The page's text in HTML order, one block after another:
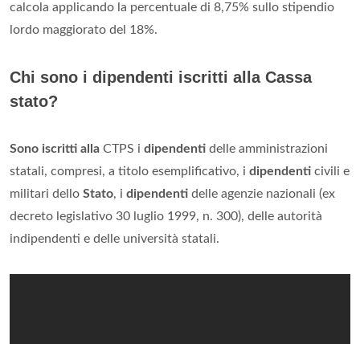
calcola applicando la percentuale di 8,75% sullo stipendio
lordo maggiorato del 18%.
Chi sono i dipendenti iscritti alla Cassa
stato?
Sono iscritti alla CTPS i dipendenti delle amministrazioni
statali, compresi, a titolo esemplificativo, i dipendenti civili e
militari dello Stato, i dipendenti delle agenzie nazionali (ex
decreto legislativo 30 luglio 1999, n. 300), delle autorità
indipendenti e delle università statali.